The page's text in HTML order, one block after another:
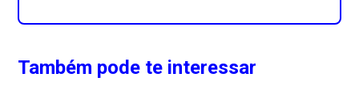
Também pode te interessar